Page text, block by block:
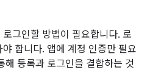
그인할 방법이 필요합니다. 로
합니다. 앱에 계정 인증만 필요
해 등록과 로그인을 결합하는 것